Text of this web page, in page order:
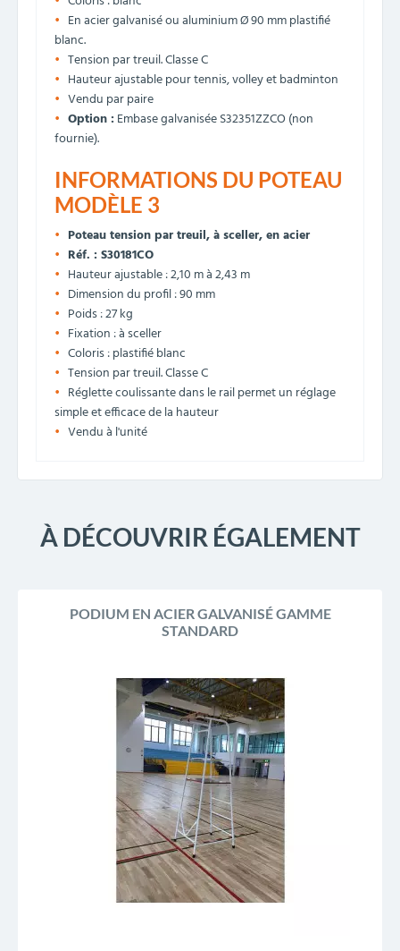
En acier galvanisé ou aluminium Ø 90 mm plastifié
blanc.
Tension par treuil. Classe C
Hauteur ajustable pour tennis, volley et badminton
Vendu par paire
Option : Embase galvanisée S32351ZZCO (non
fournie).
INFORMATIONS DU POTEAU
MODÈLE 3
Poteau tension par treuil, à sceller, en acier
Réf. : S30181CO
Hauteur ajustable : 2,10 m à 2,43 m
Dimension du profil : 90 mm
Poids : 27 kg
Fixation : à sceller
Coloris : plastifié blanc
Tension par treuil. Classe C
Réglette coulissante dans le rail permet un réglage
simple et efficace de la hauteur
Vendu à l'unité
À DÉCOUVRIR ÉGALEMENT
PODIUM EN ACIER GALVANISÉ GAMME
STANDARD